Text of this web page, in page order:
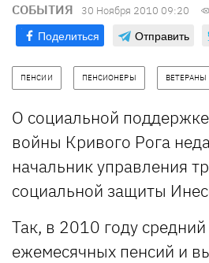
СОБЫТИЯ 30 Ноября 2010 09:20
Поделиться Отправить
ПЕНСИИ ПЕНСИОНЕРЫ ВЕТЕРАНЫ
О социальной
войны Кривого Рога
начальник управления
социальной защиты
Так, в 2010 году
ежемесячных пенсий и